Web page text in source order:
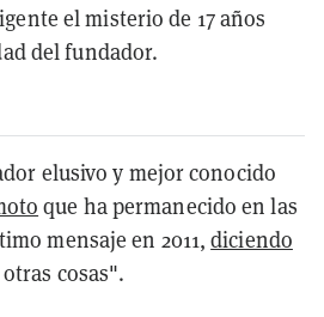
el misterio de 17 años
del fundador.
elusivo y mejor conocido
que ha permanecido en las
mensaje en 2011,diciendo
cosas".